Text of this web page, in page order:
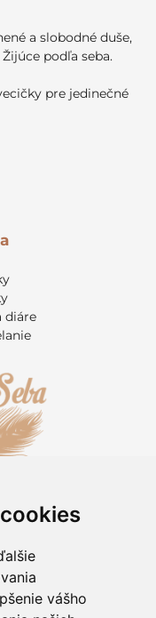
vášho
a slobodné duše,
podľa seba.
pre jedinečné
diáre